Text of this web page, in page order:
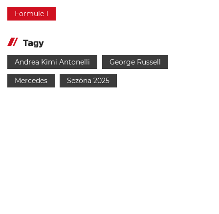
Formule 1
Tagy
Andrea Kimi Antonelli George Russell
Mercedes Sezóna 2025